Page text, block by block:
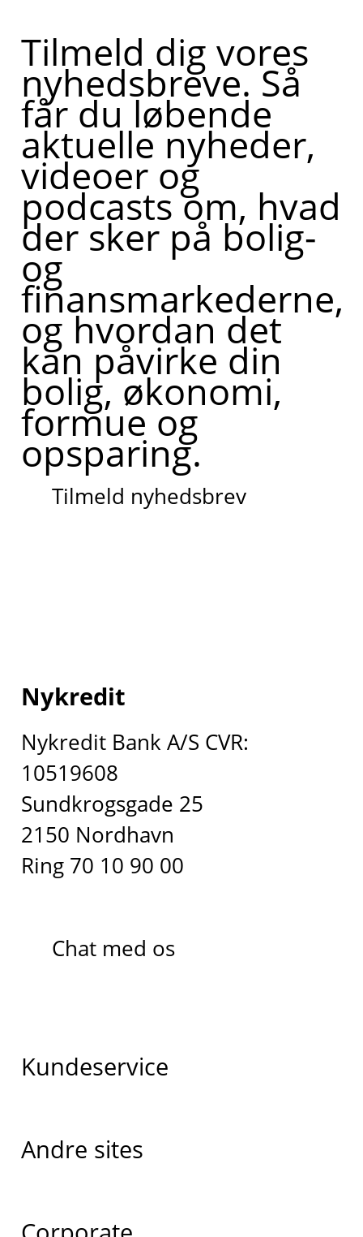
Tilmeld dig vores
nyhedsbreve. Så
får du løbende
aktuelle nyheder,
videoer og
podcasts om, hvad
der sker på bolig-
og
finansmarkederne,
og hvordan det
kan påvirke din
bolig, økonomi,
formue og
opsparing.
Tilmeld nyhedsbrev
Nykredit
Nykredit Bank A/S CVR:
10519608
Sundkrogsgade 25
2150 Nordhavn
Ring 70 10 90 00
Chat med os
Kundeservice
Andre sites